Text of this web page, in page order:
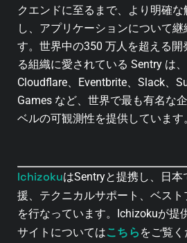
クエンドに至るまで、より明確
し、アプリケーションについて継
す。世界中の350 万人を超える開
る組織に愛されている Sentry は
Cloudflare、Eventbrite、Slack、
Games など、世界で最も有名な
ベルの可観測性を提供しています
IchizokuはSentryと提携し、日
援、テクニカルサポート、ベス
を行なっています。Ichizokuが提
サイトについてはこちら をご覧